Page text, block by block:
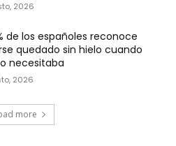
2026
de los españoles reconoce
quedado sin hielo cuando
necesitaba
2026
more